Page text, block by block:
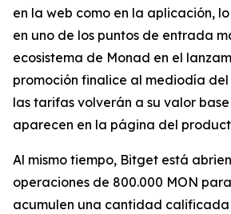
en la web como en la aplicación,
en uno de los puntos de entrada
ecosistema de Monad en el
promoción finalice al mediodía
las tarifas volverán a su valor
aparecen en la página del
Al mismo tiempo, Bitget está
operaciones de 800.000 MON
acumulen una cantidad calificada